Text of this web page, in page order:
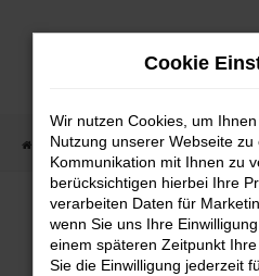
Zum
Startseite Fahrzeugangebote
Cookie
Wir nutzen Cookies, um
Nutzung unserer Webseite
Kommunikation mit Ihnen zu
berücksichtigen hierbei Ihre
verarbeiten Daten für
wenn Sie uns Ihre
einem späteren Zeitpunkt
Sie die Einwilligung jederzeit